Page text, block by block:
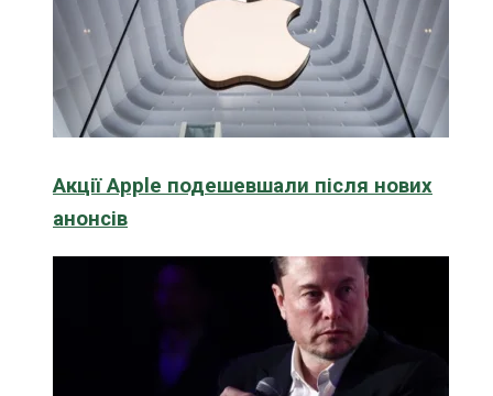
Акції Apple подешевшали після нових
анонсів